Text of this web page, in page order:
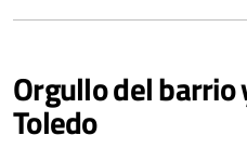
Orgullo del barrio
Toledo